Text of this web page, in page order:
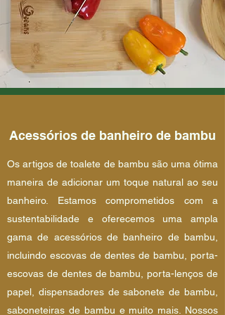
Acessórios de banheiro de bambu
Os artigos de toalete de bambu são uma ótima
maneira de adicionar um toque natural ao seu
banheiro. Estamos comprometidos com a
sustentabilidade e oferecemos uma ampla
gama de acessórios de banheiro de bambu,
incluindo escovas de dentes de bambu, porta-
escovas de dentes de bambu, porta-lenços de
papel, dispensadores de sabonete de bambu,
saboneteiras de bambu e muito mais. Nossos